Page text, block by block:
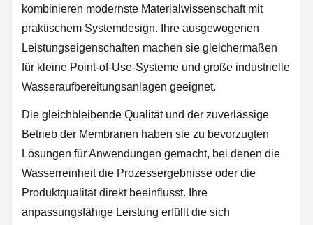
kombinieren modernste Materialwissenschaft mit
praktischem Systemdesign. Ihre ausgewogenen
Leistungseigenschaften machen sie gleichermaßen
für kleine Point-of-Use-Systeme und große industrielle
Wasseraufbereitungsanlagen geeignet.
Die gleichbleibende Qualität und der zuverlässige
Betrieb der Membranen haben sie zu bevorzugten
Lösungen für Anwendungen gemacht, bei denen die
Wasserreinheit die Prozessergebnisse oder die
Produktqualität direkt beeinflusst. Ihre
anpassungsfähige Leistung erfüllt die sich